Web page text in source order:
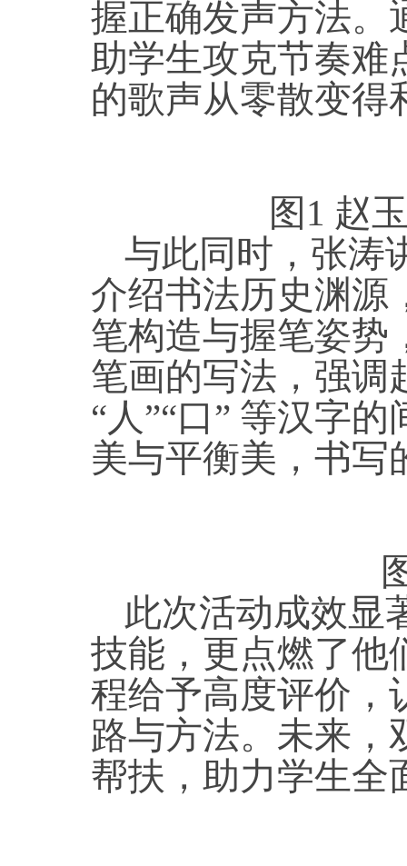
握正确发声方法。
助学生攻克节奏难
的歌声从零散变得
图 1 赵
与此同时，张涛
介绍书法历史渊源
笔构造与握笔姿势
笔画的写法，强调
“人”“口” 等汉字
美与平衡美，书写
此次活动成效显
技能，更点燃了他
程给予高度评价，
路与方法。未来，
帮扶，助力学生全